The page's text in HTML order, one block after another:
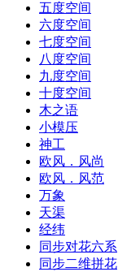
五度空间
六度空间
七度空间
八度空间
九度空间
十度空间
木之语
小模压
神工
欧风．风尚
欧风．风范
万象
天渠
经纬
同步对花六系
同步二维拼花